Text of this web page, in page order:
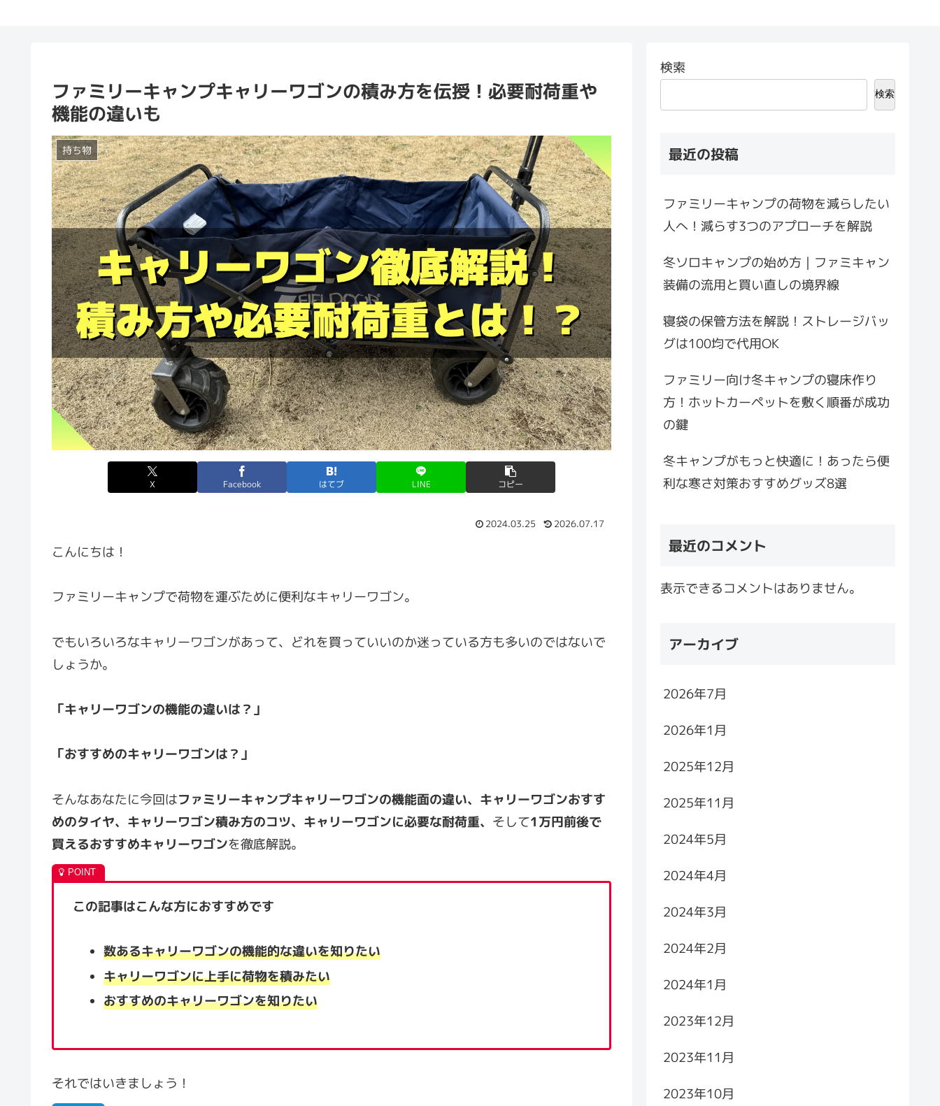
ファミリーキャンプキャリーワゴンの積み方を伝授！必要耐荷重や
機能の違いも
持ち物
X Facebook はてブ LINE コピー
2024.03.25 2026.07.17
こんにちは！
ファミリーキャンプで荷物を運ぶために便利なキャリーワゴン。
でもいろいろなキャリーワゴンがあって、どれを買っていいのか迷っている方も多いのではないで
しょうか。
「キャリーワゴンの機能の違いは？」
「おすすめのキャリーワゴンは？」
そんなあなたに今回はファミリーキャンプキャリーワゴンの機能面の違い、キャリーワゴンおすす
めのタイヤ、キャリーワゴン積み方のコツ、キャリーワゴンに必要な耐荷重、 そして1万円前後で
買えるおすすめキャリーワゴンを徹底解説。
この記事はこんな方におすすめです
数あるキャリーワゴンの機能的な違いを知りたい
キャリーワゴンに上手に荷物を積みたい
おすすめのキャリーワゴンを知りたい
それではいきましょう！
検索
検索
最近の投稿
ファミリーキャンプの荷物を減らしたい
人へ！減らす3つのアプローチを解説
冬ソロキャンプの始め方｜ファミキャン
装備の流用と買い直しの境界線
寝袋の保管方法を解説！ストレージバッ
グは100均で代用OK
ファミリー向け冬キャンプの寝床作り
方！ホットカーペットを敷く順番が成功
の鍵
冬キャンプがもっと快適に！あったら便
利な寒さ対策おすすめグッズ8選
最近のコメント
表示できるコメントはありません。
アーカイブ
2026年7月
2026年1月
2025年12月
2025年11月
2024年5月
2024年4月
2024年3月
2024年2月
2024年1月
2023年12月
2023年11月
2023年10月